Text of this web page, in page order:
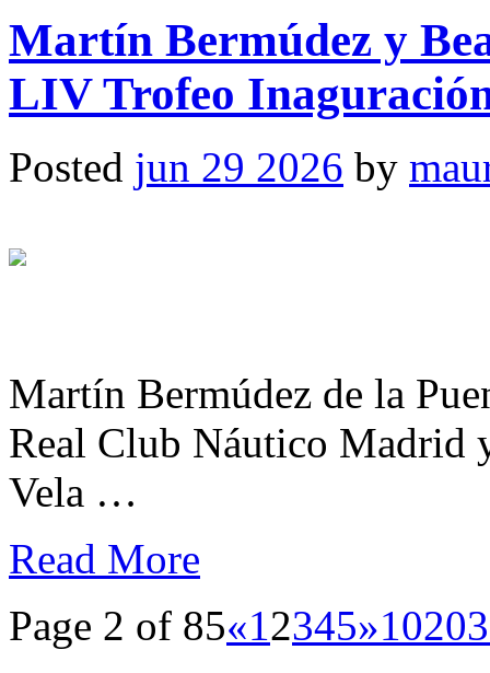
Martín Bermúdez y
LIV Trofeo
Posted jun 29 2026 by
Martín Bermúdez de la
Real Club Náutico Madrid
Vela …
Read More
Page 2 of 85«12345»1020